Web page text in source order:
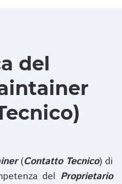
del
(Contatto Tecnico) di
del Proprietario